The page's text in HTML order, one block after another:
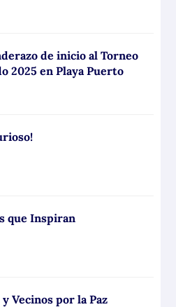
de inicio al Torneo
2025 en Playa Puerto
que Inspiran
y Vecinos por la Paz